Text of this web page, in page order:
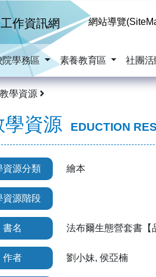
作資訊網 網站導覽
院學務區 素養教育區 社團活
教學資源
學資源 EDUCTION
資源分類 繪本
資源階段
書名 法布爾生態營套書【
作者 劉小妹, 侯亞楠